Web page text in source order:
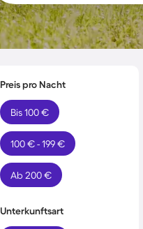
Preis pro Nacht
Bis 100 €
100 € - 199 €
Ab 200 €
Unterkunftsart